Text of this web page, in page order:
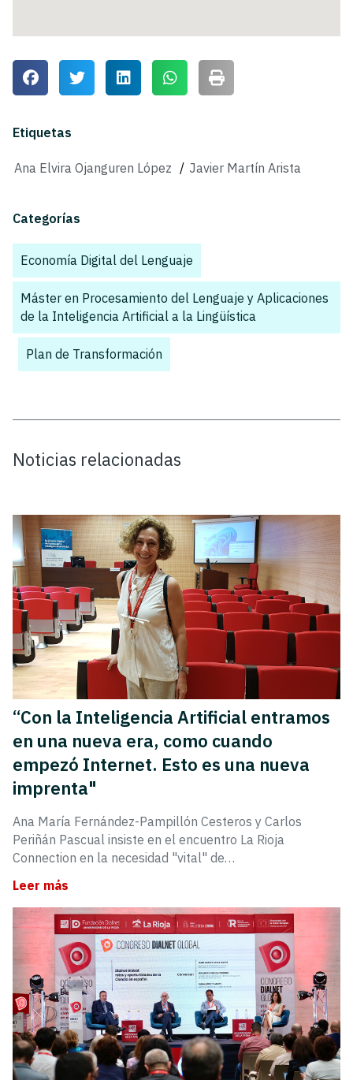
Etiquetas
Ana Elvira Ojanguren López / Javier Martín Arista
Categorías
Economía Digital del Lenguaje
Máster en Procesamiento del Lenguaje y Aplicaciones
de la Inteligencia Artificial a la Lingüística
Plan de Transformación
Noticias relacionadas
“Con la Inteligencia Artificial entramos
en una nueva era, como cuando
empezó Internet. Esto es una nueva
imprenta"
Ana María Fernández-Pampillón Cesteros y Carlos
Periñán Pascual insiste en el encuentro La Rioja
Connection en la necesidad "vital" de…
Leer más